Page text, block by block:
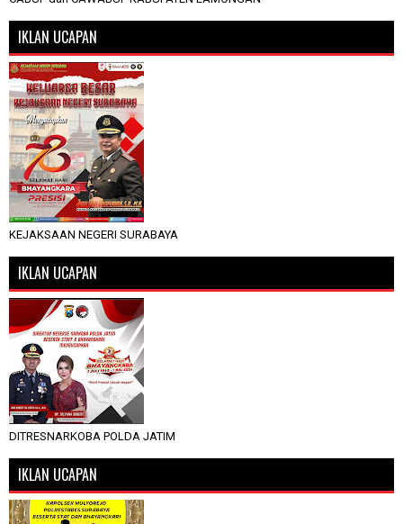
IKLAN UCAPAN
KEJAKSAAN NEGERI SURABAYA
IKLAN UCAPAN
DITRESNARKOBA POLDA JATIM
IKLAN UCAPAN